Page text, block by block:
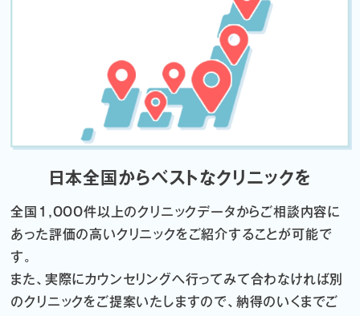
日本全国からベストなクリニックを
全国1,000件以上のクリニックデータからご相談内容に
あった評価の高いクリニックをご紹介することが可能で
す。
また、実際にカウンセリングへ行ってみて合わなければ別
のクリニックをご提案いたしますので、納得のいくまでご